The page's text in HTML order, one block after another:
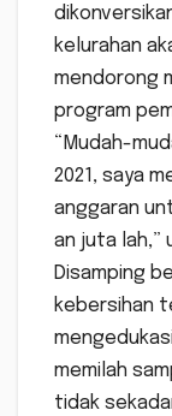
kelurahan
mendorong
program
“Mudah-
2021, saya
anggaran
an juta lah,”
Disamping
kebersihan
memilah
tidak